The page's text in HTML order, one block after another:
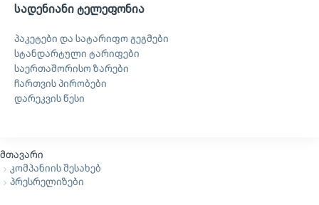
სადენიანი ტელეფონია
პაკეტები და სატარიფო გეგმები
სტანდარტული ტარიფები
საერთაშორისო ზარები
ჩართვის პირობები
დარეკვის წესი
მთავარი
კომპანიის შესახებ
პრესრელიზები